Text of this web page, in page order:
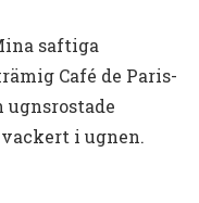
saftiga
Café de Paris-
ugnsrostade
i ugnen.